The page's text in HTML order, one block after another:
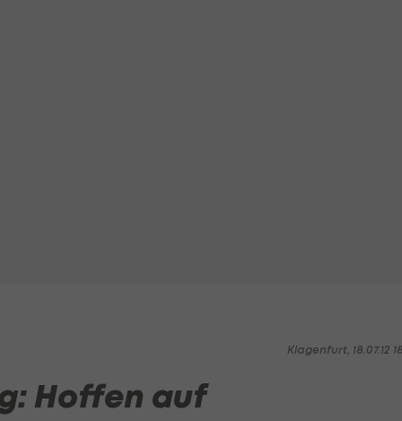
Klagenfurt, 18.07.12
Hoffen auf